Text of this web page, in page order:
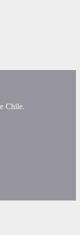
Chile.